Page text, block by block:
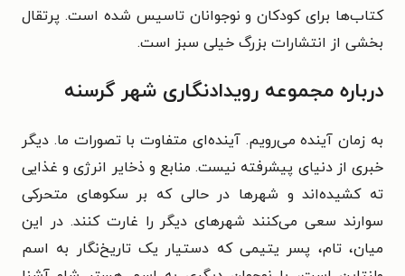
کتاب‌ها برای کودکان و نوجوانان تاسیس شده است. پرتقال
بخشی از انتشارات بزرگ خیلی سبز است.
درباره مجموعه رویدادنگاری شهر گرسنه
به زمان آینده می‌رویم. آینده‌ای متفاوت با تصورات ما. دیگر
خبری از دنیای پیشرفته نیست. منابع و ذخایر انرژی و غذایی
ته کشیده‌اند و شهرها در حالی که بر سکوهای متحرکی
سوارند سعی می‌کنند شهرهای دیگر را غارت کنند. در این
میان، تام، پسر یتیمی که دستیار یک تاریخ‌نگار به اسم